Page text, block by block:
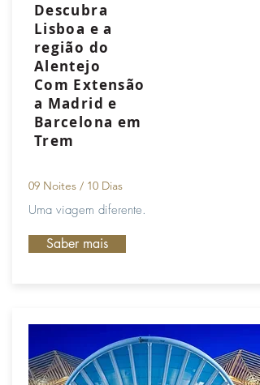
Descubra
Lisboa e a
região do
Alentejo
Com Extensão
a Madrid e
Barcelona em
Trem
09 Noites / 10 Dias
Uma viagem diferente.
Saber mais